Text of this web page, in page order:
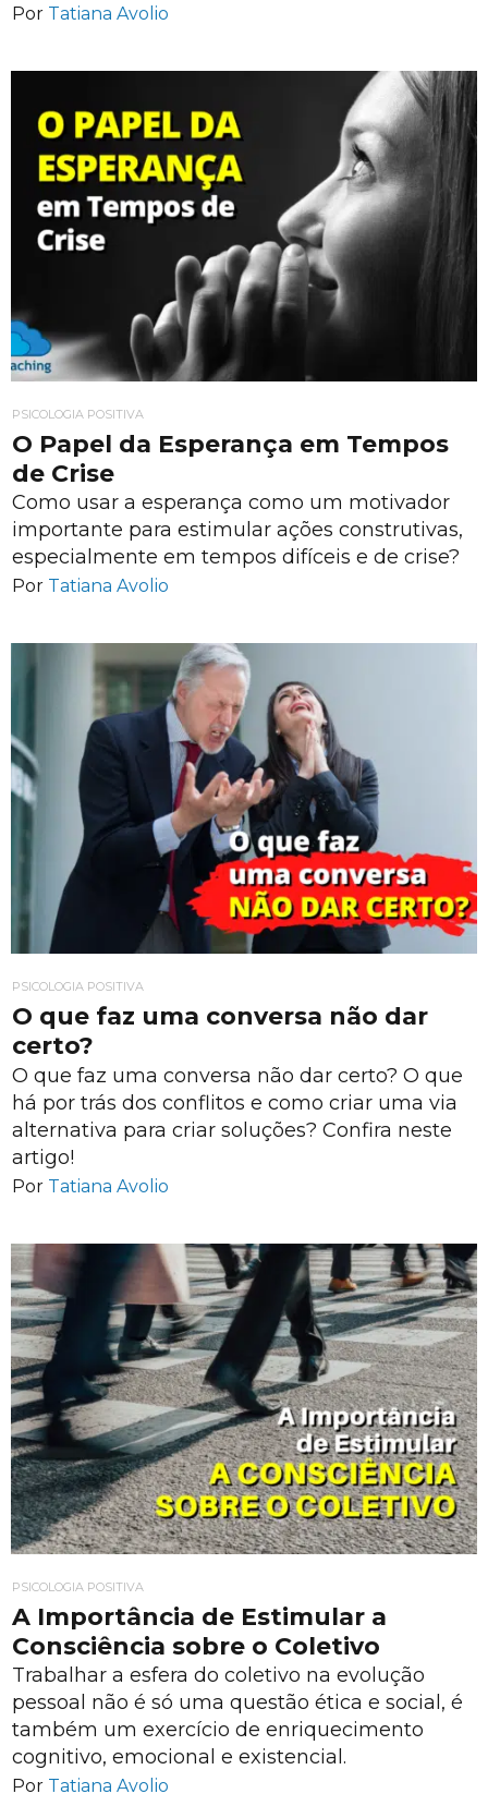
Por Tatiana Avolio
PSICOLOGIA POSITIVA
O Papel da Esperança em Tempos
de Crise
Como usar a esperança como um motivador
importante para estimular ações construtivas,
especialmente em tempos difíceis e de crise?
Por Tatiana Avolio
PSICOLOGIA POSITIVA
O que faz uma conversa não dar
certo?
O que faz uma conversa não dar certo? O que
há por trás dos conflitos e como criar uma via
alternativa para criar soluções? Confira neste
artigo!
Por Tatiana Avolio
PSICOLOGIA POSITIVA
A Importância de Estimular a
Consciência sobre o Coletivo
Trabalhar a esfera do coletivo na evolução
pessoal não é só uma questão ética e social, é
também um exercício de enriquecimento
cognitivo, emocional e existencial.
Por Tatiana Avolio